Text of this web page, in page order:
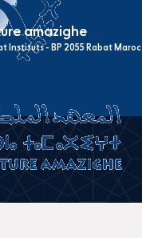
amazighe
Instituts - BP 2055 Rabat Maroc